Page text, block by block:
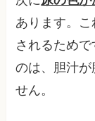
あります。
されるため
のは、胆汁が
せん。